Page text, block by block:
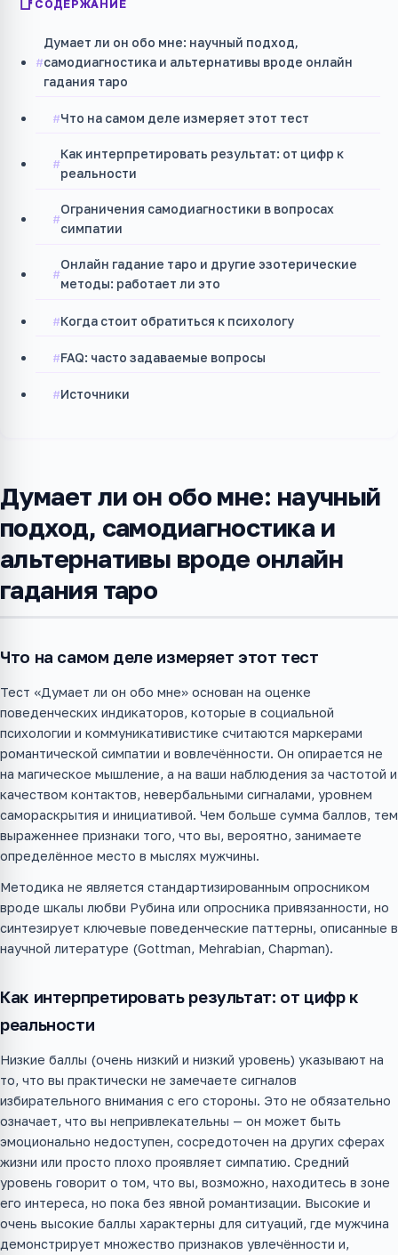
СОДЕРЖАНИЕ
Думает ли он обо мне: научный подход,
самодиагностика и альтернативы вроде онлайн
гадания таро
Что на самом деле измеряет этот тест
Как интерпретировать результат: от цифр к
реальности
Ограничения самодиагностики в вопросах
симпатии
Онлайн гадание таро и другие эзотерические
методы: работает ли это
Когда стоит обратиться к психологу
FAQ: часто задаваемые вопросы
Источники
Думает ли он обо мне: научный
подход, самодиагностика и
альтернативы вроде онлайн
гадания таро
Что на самом деле измеряет этот тест
Тест «Думает ли он обо мне» основан на оценке
поведенческих индикаторов, которые в социальной
психологии и коммуникативистике считаются маркерами
романтической симпатии и вовлечённости. Он опирается не
на магическое мышление, а на ваши наблюдения за частотой и
качеством контактов, невербальными сигналами, уровнем
самораскрытия и инициативой. Чем больше сумма баллов, тем
выраженнее признаки того, что вы, вероятно, занимаете
определённое место в мыслях мужчины.
Методика не является стандартизированным опросником
вроде шкалы любви Рубина или опросника привязанности, но
синтезирует ключевые поведенческие паттерны, описанные в
научной литературе (Gottman, Mehrabian, Chapman).
Как интерпретировать результат: от цифр к
реальности
Низкие баллы (очень низкий и низкий уровень) указывают на
то, что вы практически не замечаете сигналов
избирательного внимания с его стороны. Это не обязательно
означает, что вы непривлекательны — он может быть
эмоционально недоступен, сосредоточен на других сферах
жизни или просто плохо проявляет симпатию. Средний
уровень говорит о том, что вы, возможно, находитесь в зоне
его интереса, но пока без явной романтизации. Высокие и
очень высокие баллы характерны для ситуаций, где мужчина
демонстрирует множество признаков увлечённости и,